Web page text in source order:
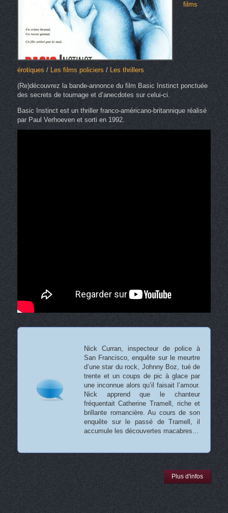
films
érotiques/Les films policiers/ Les thrillers
(Re)découvrez la bande-annonce du film Basic Instinct ponctuée
des secrets de tournage et d’anecdotes sur celui-ci.
Basic Instinct est un thriller franco-américano-britannique réalisé
par Paul Verhoeven et sorti en 1992.
Nick Curran, inspecteur de police à
San Francisco, enquête sur le meurtre
d’une star du rock, Johnny Boz, tué de
trente et un coups de pic à glace par
une inconnue alors qu’il faisait l’amour.
Nick apprend que le chanteur
fréquentait Catherine Tramell, riche et
brillante romancière. Au cours de son
enquête sur le passé de Tramell, il
accumule les découvertes macabres…
Plus d'infos